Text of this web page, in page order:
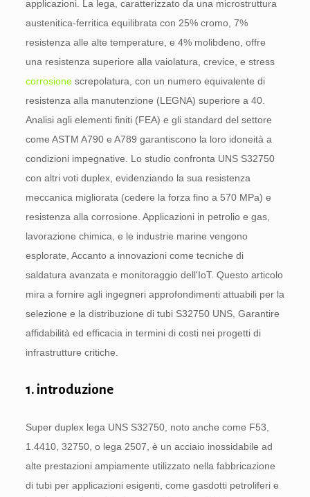
applicazioni. La lega, caratterizzato da una microstruttura
austenitica-ferritica equilibrata con 25% cromo, 7%
resistenza alle alte temperature, e 4% molibdeno, offre
una resistenza superiore alla vaiolatura, crevice, e stress
corrosionescrepolatura, con un numero equivalente di
resistenza alla manutenzione (LEGNA) superiore a 40.
Analisi agli elementi finiti (FEA) e gli standard del settore
come ASTM A790 e A789 garantiscono la loro idoneità a
condizioni impegnative. Lo studio confronta UNS S32750
con altri voti duplex, evidenziando la sua resistenza
meccanica migliorata (cedere la forza fino a 570 MPa) e
resistenza alla corrosione. Applicazioni in petrolio e gas,
lavorazione chimica, e le industrie marine vengono
esplorate, Accanto a innovazioni come tecniche di
saldatura avanzata e monitoraggio dell'IoT. Questo articolo
mira a fornire agli ingegneri approfondimenti attuabili per la
selezione e la distribuzione di tubi S32750 UNS, Garantire
affidabilità ed efficacia in termini di costi nei progetti di
infrastrutture critiche.
1. introduzione
Super duplex lega UNS S32750, noto anche come F53,
1.4410, 32750, o lega 2507, è un acciaio inossidabile ad
alte prestazioni ampiamente utilizzato nella fabbricazione
di tubi per applicazioni esigenti, come gasdotti petroliferi e